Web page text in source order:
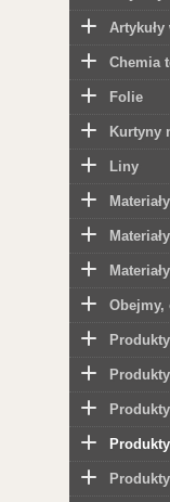
Artykuły
Chemia
Folie
Kurtyny
Liny
Obejmy,